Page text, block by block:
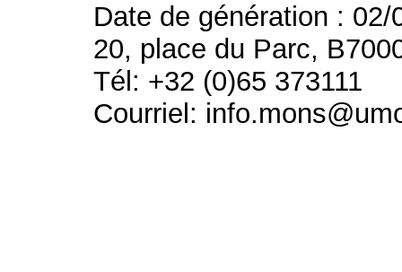
Date de génération : 02/
20, place du Parc,
Tél: +32 (0)65 373111
Courriel: